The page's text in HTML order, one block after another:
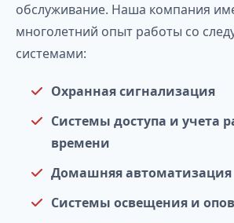
обслуживание. Наша компания
многолетний опыт работы со
системами:
Охранная сигнализация
Системы доступа и учета
времени
Домашняя автоматизация
Системы освещения и